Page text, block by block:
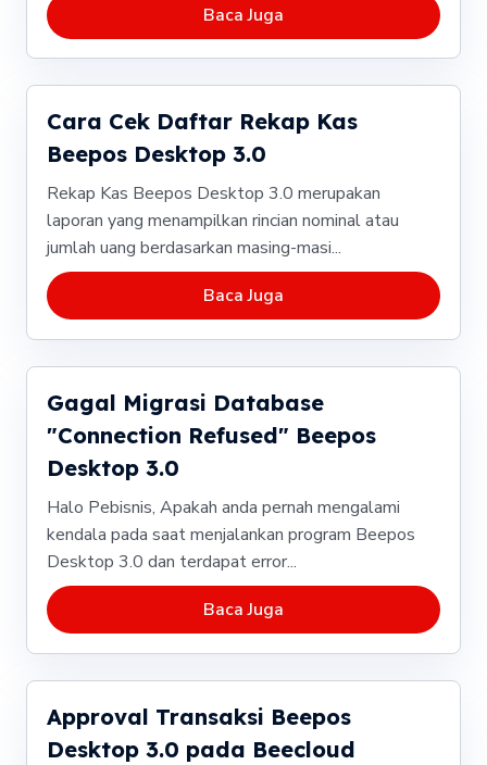
Baca Juga
Cara Cek Daftar Rekap Kas
Beepos Desktop 3.0
Rekap Kas Beepos Desktop 3.0 merupakan
laporan yang menampilkan rincian nominal atau
jumlah uang berdasarkan masing-masi...
Baca Juga
Gagal Migrasi Database
"Connection Refused" Beepos
Desktop 3.0
Halo Pebisnis, Apakah anda pernah mengalami
kendala pada saat menjalankan program Beepos
Desktop 3.0 dan terdapat error...
Baca Juga
Approval Transaksi Beepos
Desktop 3.0 pada Beecloud